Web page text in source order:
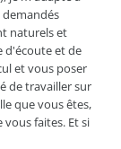
naturels et
d'écoute et de
et vous poser
de travailler sur
que vous êtes,
faites. Et si